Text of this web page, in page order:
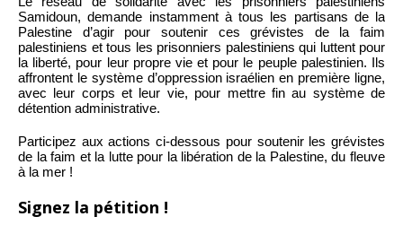
Samidoun, demande instamment à tous les partisans de la
Palestine d’agir pour soutenir ces grévistes de la faim
palestiniens et tous les prisonniers palestiniens qui luttent pour
la liberté, pour leur propre vie et pour le peuple palestinien. Ils
affrontent le système d’oppression israélien en première ligne,
avec leur corps et leur vie, pour mettre fin au système de
détention administrative.
Participez aux actions ci-dessous pour soutenir les grévistes
de la faim et la lutte pour la libération de la Palestine, du fleuve
à la mer !
Signez la pétition !